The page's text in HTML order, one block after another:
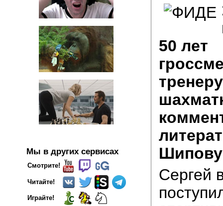
Мы в других сервисах
Смотрите!
Читайте!
Играйте!
50 лет
Сергей